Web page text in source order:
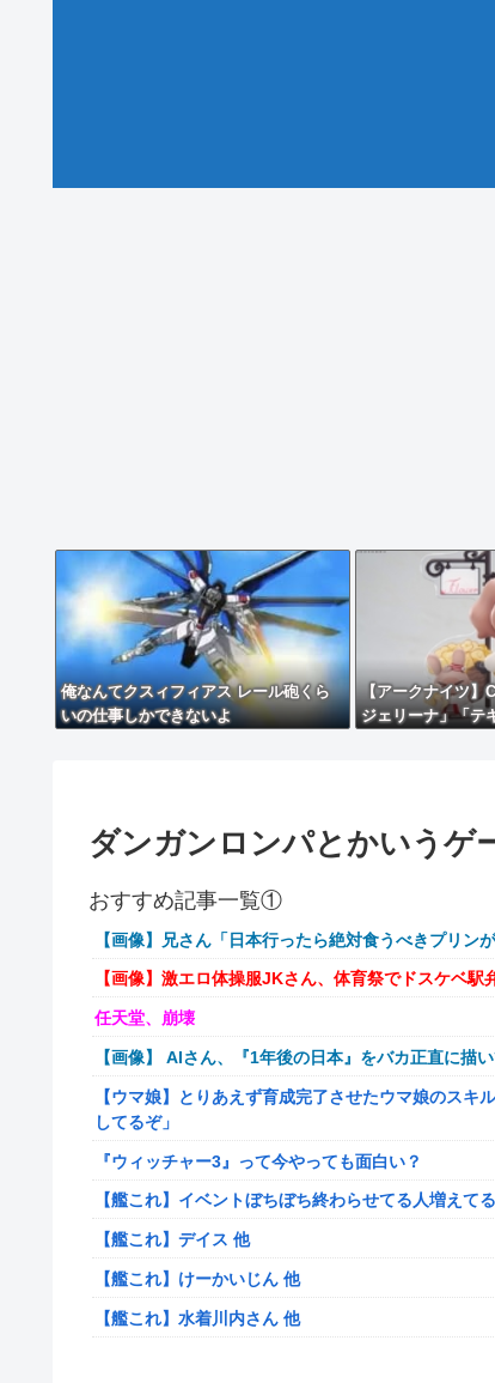
俺なんてクスィフィアス レール砲くら
いの仕事しかできないよ
【アークナイツ】
ジェリーナ」「テ
ダンガンロンパとかいうゲ
おすすめ記事一覧①
【画像】兄さん「日本行ったら絶対食うべきプリンが
【画像】激エロ体操服JKさん、体育祭でドスケベ
任天堂、崩壊
【画像】 AIさん、『1年後の日本』をバカ正直に描
【ウマ娘】とりあえず育成完了させたウマ娘のス
してるぞ」
『ウィッチャー3』って今やっても面白い？
【艦これ】イベントぼちぼち終わらせてる人増えて
【艦これ】デイス 他
【艦これ】けーかいじん 他
【艦これ】水着川内さん 他